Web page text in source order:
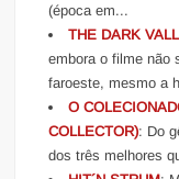
(época em...
THE DARK
embora o filme não
faroeste, mesmo a
O
COLLECTOR): Do
dos três melhores